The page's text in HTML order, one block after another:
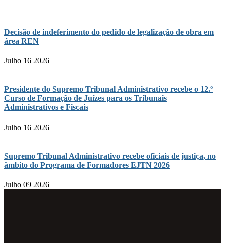
Decisão de indeferimento do pedido de legalização de obra em
área REN
Julho 16 2026
Presidente do Supremo Tribunal Administrativo recebe o 12.º
Curso de Formação de Juízes para os Tribunais
Administrativos e Fiscais
Julho 16 2026
Supremo Tribunal Administrativo recebe oficiais de justiça, no
âmbito do Programa de Formadores EJTN 2026
Julho 09 2026